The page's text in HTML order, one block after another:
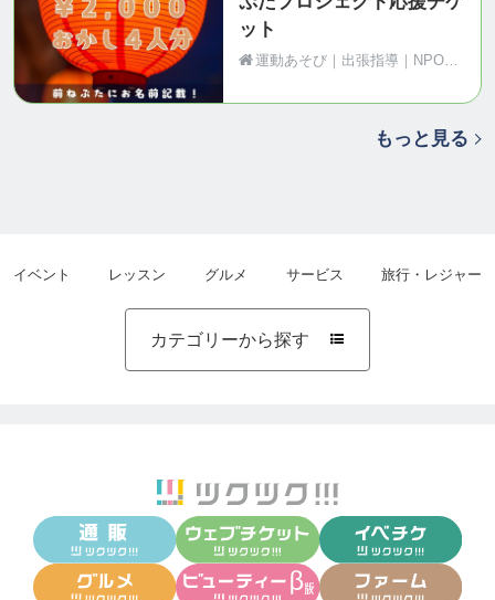
ット
運動あそび｜出張指導｜NPO法人Motion（青森県黒石市）
もっと見る
イベント レッスン グルメ サービス 旅行・レジャー
カテゴリーから探す 